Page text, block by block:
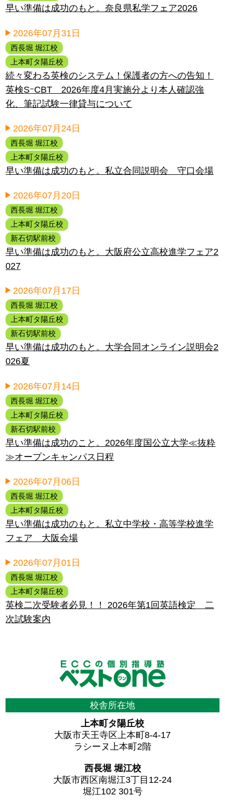
早い準備は成功のもと。奈良県私学フェア2026
2026年07月31日
西長堀 堀江校
上本町タ陽丘校
続々変わる英検のシステム！保護者の方への告知！
英検SｰCBT 2026年度4月実施分より本人確認強
化、筆記試験一律貸与について
2026年07月24日
西長堀 堀江校
上本町タ陽丘校
早い準備は成功のもと。私立合同説明会 守口会場
2026年07月20日
西長堀 堀江校
上本町タ陽丘校
新石切駅前校
早い準備は成功のもと。大阪府公立高校進学フェア2
027
2026年07月17日
西長堀 堀江校
上本町タ陽丘校
新石切駅前校
早い準備は成功のもと。大学合同オンライン説明会2
026夏
2026年07月14日
西長堀 堀江校
上本町タ陽丘校
新石切駅前校
早い準備は成功のこと。2026年度国公立大学≪抜粋
≫オープンキャンパス日程
2026年07月06日
西長堀 堀江校
上本町タ陽丘校
早い準備は成功のもと。私立中学校・高等学校進学
フェア 大阪会場
2026年07月01日
西長堀 堀江校
上本町タ陽丘校
英検二次受験者必見！！ 2026年第1回英語検定 二
次試験案内
校舎所在地
上本町タ陽丘校
大阪市天王寺区上本町8-4-17
ラシーヌ上本町2階
西長堀 堀江校
大阪市西区南堀江3丁目12-24
堀江102 301号